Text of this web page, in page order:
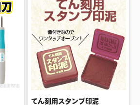
てん刻用スタンプ印泥